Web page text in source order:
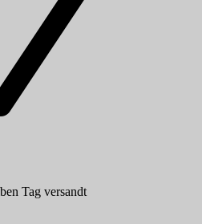
Tag versandt